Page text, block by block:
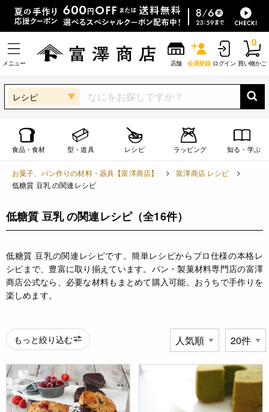
メニュー 店舗 会員登録 ログイン 買い物かご
0
レシピ
食品・食材 型・道具 レシピ ラッピング 知る・学ぶ
お菓子、パン作りの材料・器具【富澤商店】
富澤商店 レシピ
低糖質 豆乳 の関連レシピ
低糖質 豆乳 の関連レシピ（全16件）
低糖質 豆乳の関連レシピです。簡単レシピからプロ仕様の本格レ
シピまで、豊富に取り揃えています。パン・製菓材料専門店の富澤
商店公式なら、必要な材料もまとめて購入可能。おうちで手作りを
楽しめます。
もっと絞り込む